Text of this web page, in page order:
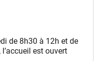
de 8h30 à 12h et de
est ouvert